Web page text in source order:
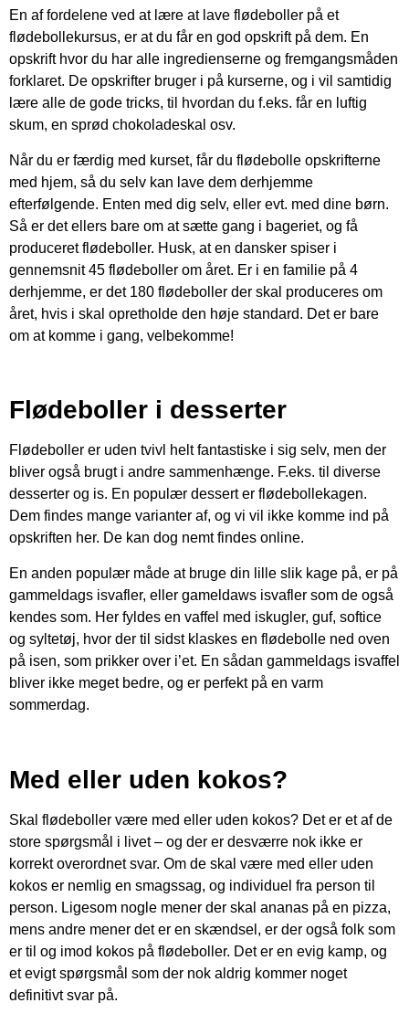
En af fordelene ved at lære at lave flødeboller på et
flødebollekursus, er at du får en god opskrift på dem. En
opskrift hvor du har alle ingredienserne og fremgangsmåden
forklaret. De opskrifter bruger i på kurserne, og i vil samtidig
lære alle de gode tricks, til hvordan du f.eks. får en luftig
skum, en sprød chokoladeskal osv.
Når du er færdig med kurset, får du flødebolle opskrifterne
med hjem, så du selv kan lave dem derhjemme
efterfølgende. Enten med dig selv, eller evt. med dine børn.
Så er det ellers bare om at sætte gang i bageriet, og få
produceret flødeboller. Husk, at en dansker spiser i
gennemsnit 45 flødeboller om året. Er i en familie på 4
derhjemme, er det 180 flødeboller der skal produceres om
året, hvis i skal opretholde den høje standard. Det er bare
om at komme i gang, velbekomme!
Flødeboller i desserter
Flødeboller er uden tvivl helt fantastiske i sig selv, men der
bliver også brugt i andre sammenhænge. F.eks. til diverse
desserter og is. En populær dessert er flødebollekagen.
Dem findes mange varianter af, og vi vil ikke komme ind på
opskriften her. De kan dog nemt findes online.
En anden populær måde at bruge din lille slik kage på, er på
gammeldags isvafler, eller gameldaws isvafler som de også
kendes som. Her fyldes en vaffel med iskugler, guf, softice
og syltetøj, hvor der til sidst klaskes en flødebolle ned oven
på isen, som prikker over i’et. En sådan gammeldags isvaffel
bliver ikke meget bedre, og er perfekt på en varm
sommerdag.
Med eller uden kokos?
Skal flødeboller være med eller uden kokos? Det er et af de
store spørgsmål i livet – og der er desværre nok ikke er
korrekt overordnet svar. Om de skal være med eller uden
kokos er nemlig en smagssag, og individuel fra person til
person. Ligesom nogle mener der skal ananas på en pizza,
mens andre mener det er en skændsel, er der også folk som
er til og imod kokos på flødeboller. Det er en evig kamp, og
et evigt spørgsmål som der nok aldrig kommer noget
definitivt svar på.